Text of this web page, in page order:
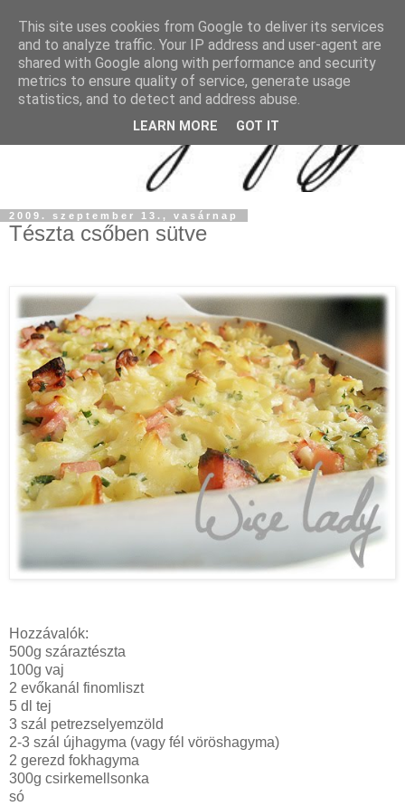
2009. szeptember 13., vasárnap
Tészta csőben sütve
Hozzávalók:
500g száraztészta
100g vaj
2 evőkanál finomliszt
5 dl tej
3 szál petrezselyemzöld
2-3 szál újhagyma (vagy fél vöröshagyma)
2 gerezd fokhagyma
300g csirkemellsonka
só
This site uses cookies from Google to deliver its services
and to analyze traffic. Your IP address and user-agent are
shared with Google along with performance and security
metrics to ensure quality of service, generate usage
statistics, and to detect and address abuse.
LEARN MORE GOT IT